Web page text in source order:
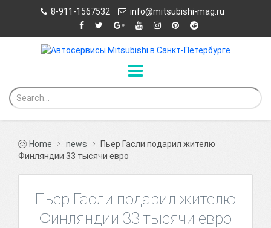
8-911-1567532 info@mitsubishi-mag.ru
Home news
Пьер Гасли подарил жителю
Финляндии 33 тысячи евро
Пьер Гасли подарил жителю
Финляндии 33 тысячи евро